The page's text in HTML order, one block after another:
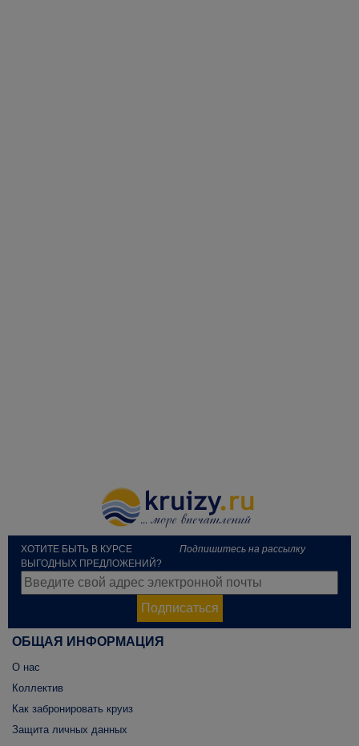
ХОТИТЕ БЫТЬ В КУРСЕ
ВЫГОДНЫХ ПРЕДЛОЖЕНИЙ?
Подпишитесь на рассылку
Подписаться
ОБЩАЯ ИНФОРМАЦИЯ
О нас
Коллектив
Как забронировать круиз
Защита личных данных